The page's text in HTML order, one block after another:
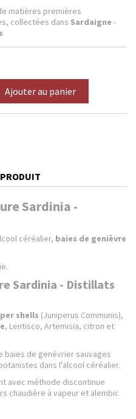
matières premières
collectées dans Sardaigne -
Ajouter au panier
Sardinia -
céréalier, baies de genièvre
Sardinia - Distillats
shells (Juniperus Communis),
, Lentisco, Artemisia, citron et
baies de genévrier sauvages
dans l'alcool céréalier.
avec méthode discontinue
chaudière à vapeur et alembic